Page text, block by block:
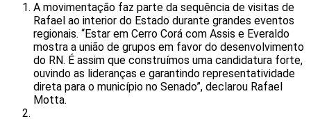
A movimentação faz parte da sequência de visitas de
Rafael ao interior do Estado durante grandes eventos
regionais. “Estar em Cerro Corá com Assis e Everaldo
mostra a união de grupos em favor do desenvolvimento
do RN. É assim que construímos uma candidatura forte,
ouvindo as lideranças e garantindo representatividade
direta para o município no Senado”, declarou Rafael
Motta.